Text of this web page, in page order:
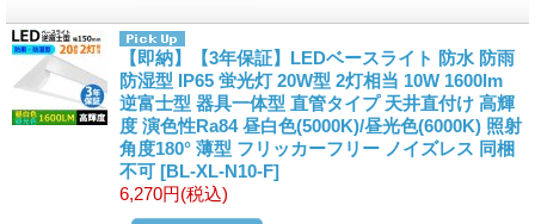
【即納】【3年保証】LEDベースライト 防水 防雨
防湿型 IP65 蛍光灯 20W型 2灯相当 10W 1600lm
逆富士型 器具一体型 直管タイプ 天井直付け 高輝
度 演色性Ra84 昼白色(5000K)/昼光色(6000K) 照射
角度180° 薄型 フリッカーフリー ノイズレス 同梱
不可 [BL-XL-N10-F]
6,270円(税込)